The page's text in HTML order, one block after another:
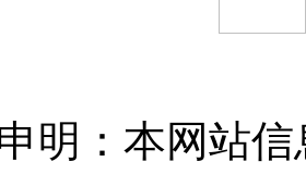
明：本网站